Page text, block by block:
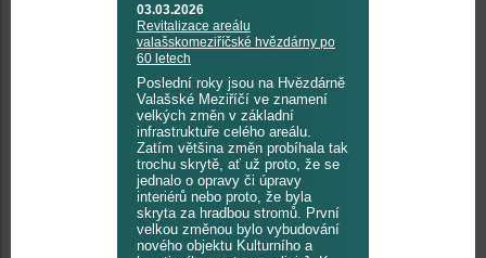
03.03.2026
Revitalizace areálu
valašskomeziříčské hvězdárny po
60 letech
Poslední roky jsou na Hvězdárně
Valašské Meziříčí ve znamení
velkých změn v základní
infrastruktuře celého areálu.
Zatím většina změn probíhala tak
trochu skrytě, ať už proto, že se
jednalo o opravy či úpravy
interiérů nebo proto, že byla
skryta za hradbou stromů. První
velkou změnou bylo vybudování
nového objektu Kulturního a